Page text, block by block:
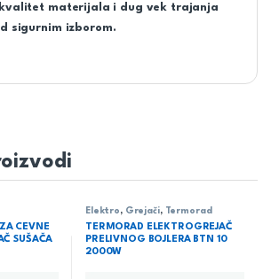
kvalitet materijala i dug vek trajanja
sigurnim izborom.
CEVNE
SUŠAČA
Elektro , Grejači, Termorad
TERMORAD ELEKTROGREJAČ
PRELIVNOG BOJLERA BTN 10
2000W